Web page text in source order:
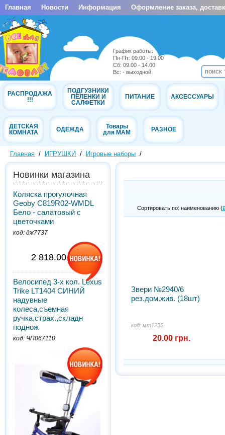
Главная Новости Информация Оформление заказа,
График работы:
Пн-Пт: 09.00 - 19.00
Cб: 09.00 - 14.00
Вс: - выходной
РАСПРОДАЖА
!!!
ПОДГУЗНИКИ
ПЕЛЕНКИ И
САЛФЕТКИ
ПИТАНИЕ АКСЕССУАРЫ
ДЕТСКАЯ
КОМНАТА
ОДЕЖДА
Товары
для МАМ
РАЗНОЕ
Главная / ИГРУШКИ / Игровые наборы /
Новинки магазина
Коляска прогулочная
Geoby C819R02-WMDL
Бело - салатовый с
цветочками
код: дж7737
2 818.00 грн.
Велосипед 3-х кол. Lexus
Trike LT1404 СИНИЙ
надувные
колеса,съемная
ручка,страх.,складн
поднож
код: ЧП067110
Сортировать по: наименованию (
Звери №2940/6
рез.дом.жив. (18шт)
код: мт1235
20.00 грн.